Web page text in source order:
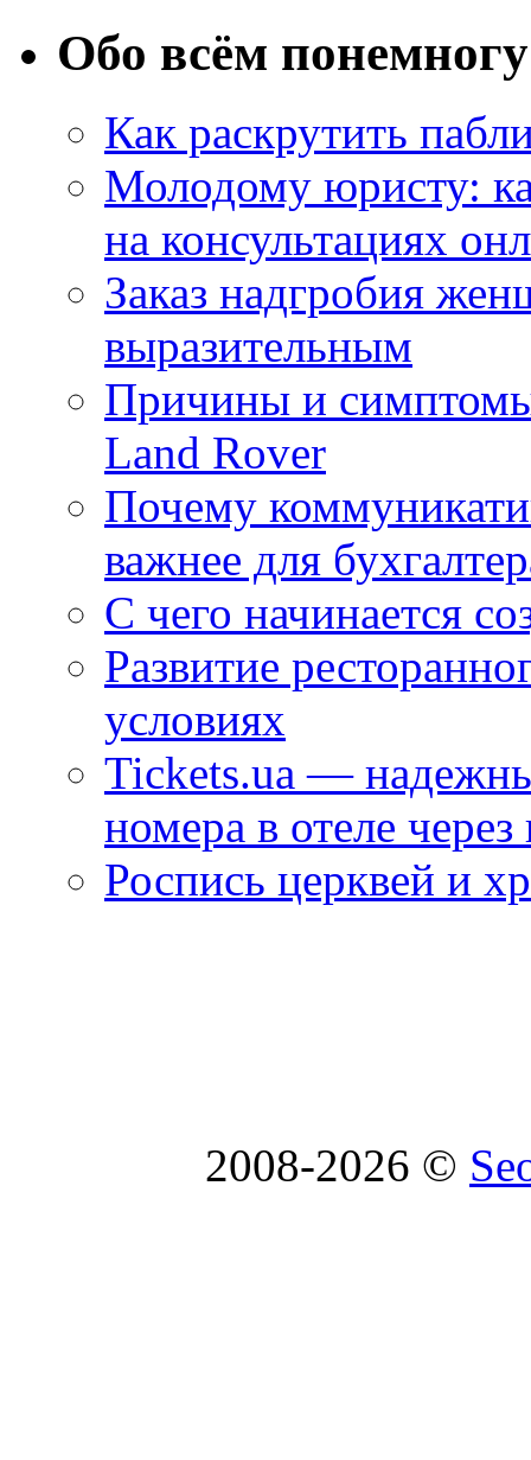
Обо всём понемногу
Как раскрутить
Молодому юристу:
на консультациях
Заказ надгробия
выразительным
Причины и
Land Rover
Почему
важнее для
С чего начинается
Развитие
условиях
Tickets.ua —
номера в отеле через
Роспись церквей и
2008-2026 ©